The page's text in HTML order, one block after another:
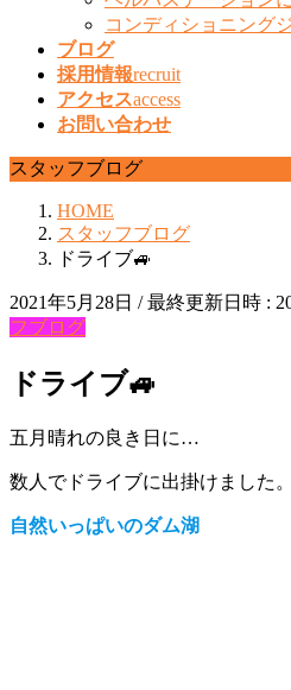
コンディショニング
ブログ
採用情報recruit
アクセスaccess
お問い合わせ
スタッフブログ
HOME
スタッフブログ
ドライブ🚙
2021年5月28日 / 最終更新日時 :
フブログ
ドライブ🚙
五月晴れの良き日に…
数人でドライブに出掛けました。
自然いっぱいのダム湖